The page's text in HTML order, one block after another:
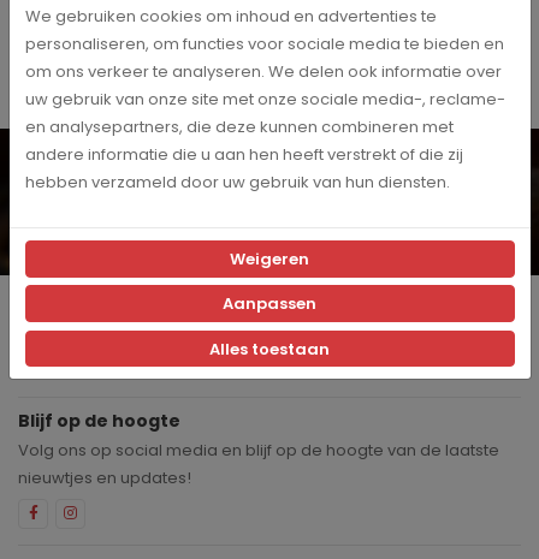
Wil je op de hoogte blijven? Schrijf je dan in voor onze
digitale nieuwsbrief!
Ja, ik schrijf me in voor de maandelijkse marketingpromoties
Producten
Klantenservice
Blijf op de hoogte
Volg ons op social media en blijf op de hoogte van de laatste
nieuwtjes en updates!
We gebruiken cookies om inhoud en advertenties te
personaliseren, om functies voor sociale media te bieden en
om ons verkeer te analyseren. We delen ook informatie over
uw gebruik van onze site met onze sociale media-, reclame-
en analysepartners, die deze kunnen combineren met
andere informatie die u aan hen heeft verstrekt of die zij
hebben verzameld door uw gebruik van hun diensten.
Weigeren
Aanpassen
Alles toestaan